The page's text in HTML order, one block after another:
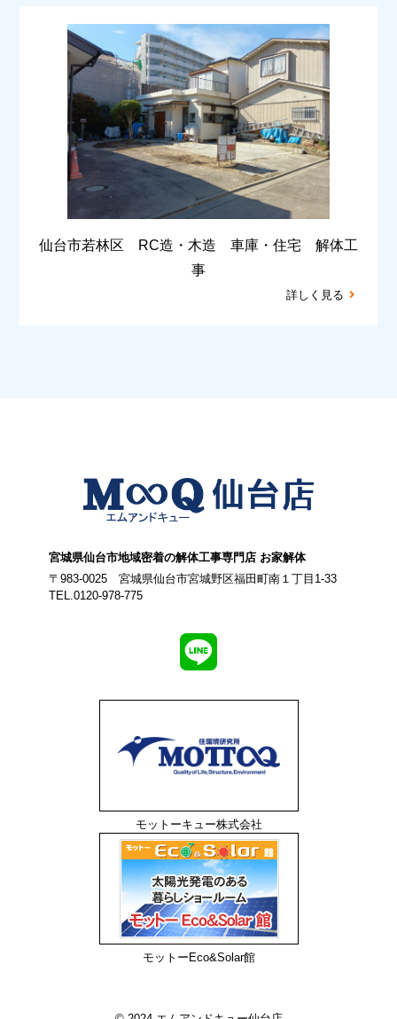
仙台市若林区 RC造・木造 車庫・住宅 解体工
事
詳しく見る
宮城県仙台市地域密着の解体工事専門店 お家解体
〒983-0025 宮城県仙台市宮城野区福田町南１丁目1-33
TEL.0120-978-775
モットーキュー株式会社
モットーEco&Solar館